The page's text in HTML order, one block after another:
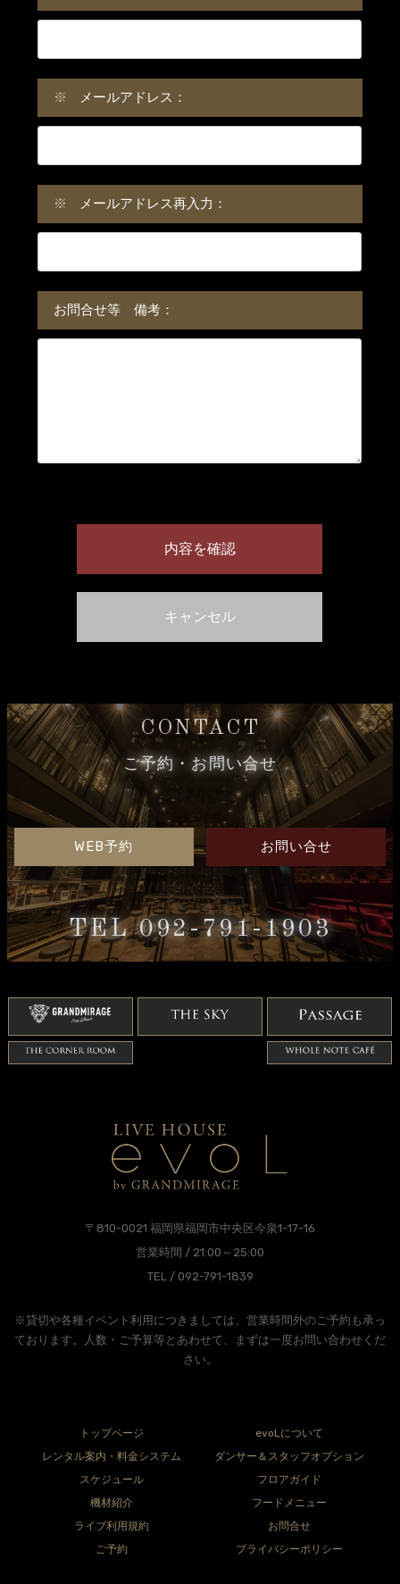
※ メールアドレス：
※ メールアドレス再入力：
お問合せ等 備考：
CONTACT
ご予約・お問い合せ
WEB予約 お問い合せ
TEL 092-791-1903
〒810-0021 福岡県福岡市中央区今泉1-17-16
営業時間 / 21:00～25:00
TEL / 092-791-1839
※貸切や各種イベント利用につきましては、営業時間外のご予約も承っ
ております。人数・ご予算等とあわせて、まずは一度お問い合わせくだ
さい。
トップページ
evoLについて
レンタル案内・料金システム
ダンサー＆スタッフオプション
スケジュール
フロアガイド
機材紹介
フードメニュー
ライブ利用規約
お問合せ
ご予約
プライバシーポリシー